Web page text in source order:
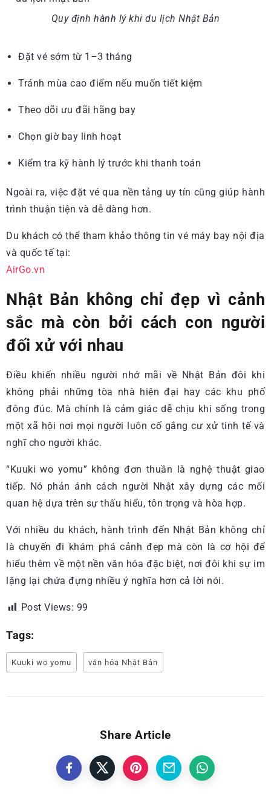
Quy định hành lý khi du lịch Nhật Bản
Đặt vé sớm từ 1–3 tháng
Tránh mùa cao điểm nếu muốn tiết kiệm
Theo dõi ưu đãi hãng bay
Chọn giờ bay linh hoạt
Kiểm tra kỹ hành lý trước khi thanh toán
Ngoài ra, việc đặt vé qua nền tảng uy tín cũng giúp hành
trình thuận tiện và dễ dàng hơn.
Du khách có thể tham khảo thông tin vé máy bay nội địa
và quốc tế tại:
AirGo.vn
Nhật Bản không chỉ đẹp vì cảnh
sắc mà còn bởi cách con người
đối xử với nhau
Điều khiến nhiều người nhớ mãi về Nhật Bản đôi khi
không phải những tòa nhà hiện đại hay các khu phố
đông đúc. Mà chính là cảm giác dễ chịu khi sống trong
một xã hội nơi mọi người luôn cố gắng cư xử tinh tế và
nghĩ cho người khác.
“Kuuki wo yomu” không đơn thuần là nghệ thuật giao
tiếp. Nó phản ánh cách người Nhật xây dựng các mối
quan hệ dựa trên sự thấu hiểu, tôn trọng và hòa hợp.
Với nhiều du khách, hành trình đến Nhật Bản không chỉ
là chuyến đi khám phá cảnh đẹp mà còn là cơ hội để
hiểu thêm về một nền văn hóa đặc biệt, nơi đôi khi sự im
lặng lại chứa đựng nhiều ý nghĩa hơn cả lời nói.
Post Views: 99
Tags:
Kuuki wo yomu văn hóa Nhật Bản
Share Article